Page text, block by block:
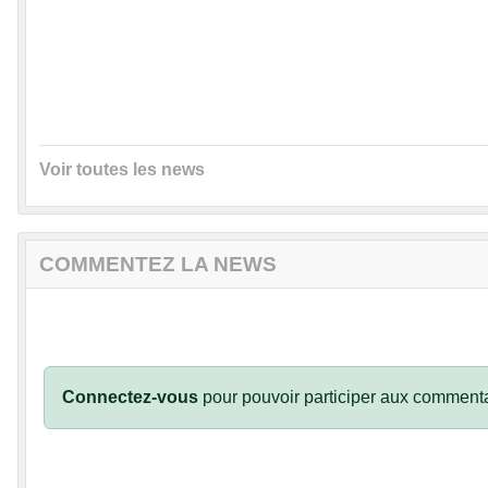
Voir toutes les news
COMMENTEZ LA NEWS
Connectez-vous pour pouvoir participer aux